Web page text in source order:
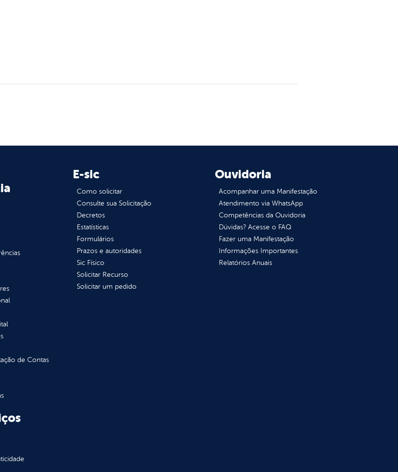
de Contas
E-sic
Como solicitar
Consulte sua Solicitação
Decretos
Estatísticas
Formulários
Prazos e autoridades
Sic Físico
Solicitar Recurso
Solicitar um pedido
Ouvidoria
Acompanhar uma Manifestação
Atendimento via WhatsApp
Competências da Ouvidoria
Dúvidas? Acesse o FAQ
Fazer uma Manifestação
Informações Importantes
Relatórios Anuais